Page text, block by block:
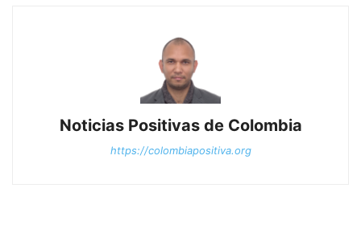
Noticias Positivas de Colombia
https://colombiapositiva.org